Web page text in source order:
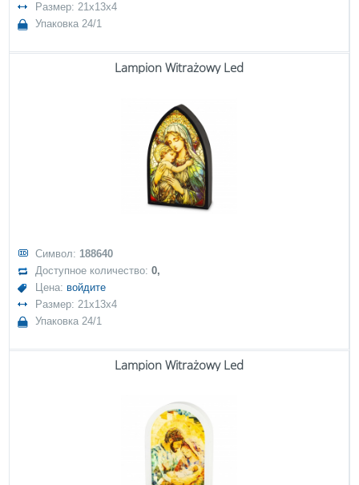
Размер: 21x13x4
Упаковка 24/1
Lampion Witrażowy Led
Символ: 188640
Доступное количество:0,
Цена: войдите
Размер: 21x13x4
Упаковка 24/1
Lampion Witrażowy Led